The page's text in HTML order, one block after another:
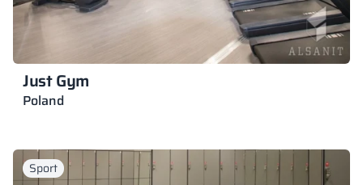
Just Gym
Poland
Sport